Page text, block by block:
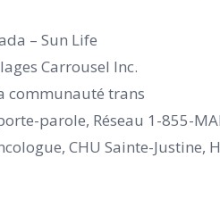
– Sun Life
Carrousel Inc.
communauté trans
parole, Réseau 1-855-
CHU Sainte-Justine,